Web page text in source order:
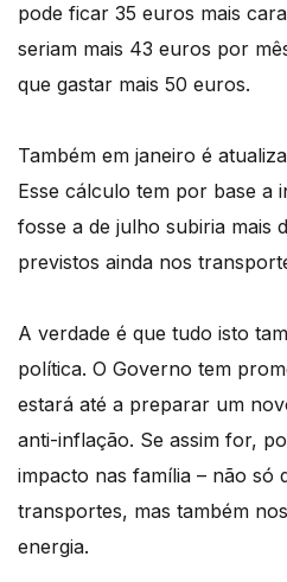
pode ficar 35 euros mais
seriam mais 43 euros por
que gastar mais 50 euros.
Também em janeiro é
Esse cálculo tem por base a
fosse a de julho subiria mais
previstos ainda nos
A verdade é que tudo isto
política. O Governo tem
estará até a preparar um
anti-inflação. Se assim for,
impacto nas família – não só
transportes, mas também
energia.